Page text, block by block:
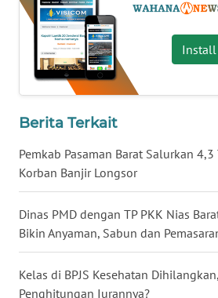
Install
Berita Terkait
Pemkab Pasaman Barat Salurkan
Korban Banjir Longsor
Dinas PMD dengan TP PKK Nias
Bikin Anyaman, Sabun dan
Kelas di BPJS Kesehatan
Penghitungan Iurannya?
WN
KALTARA
WN
KALTIM
SULSEL
GORONTALO